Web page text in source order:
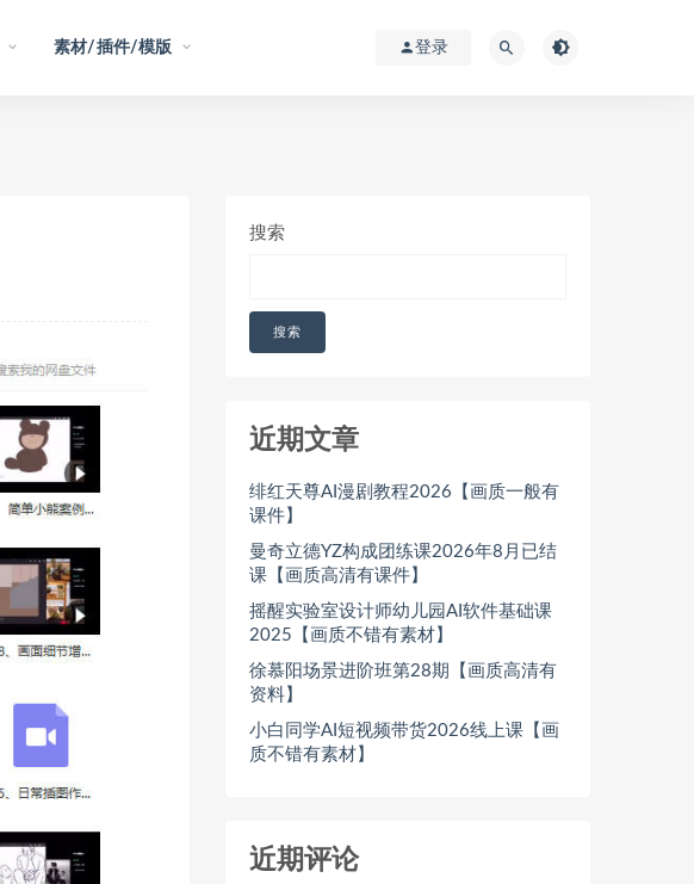
素材/插件/模版 登录
搜索
搜索
近期文章
绯红天尊AI漫剧教程2026【画质一般有
课件】
曼奇立德YZ构成团练课2026年8月已结
课【画质高清有课件】
摇醒实验室设计师幼儿园AI软件基础课
2025【画质不错有素材】
徐慕阳场景进阶班第28期【画质高清有
资料】
小白同学AI短视频带货2026线上课【画
质不错有素材】
近期评论